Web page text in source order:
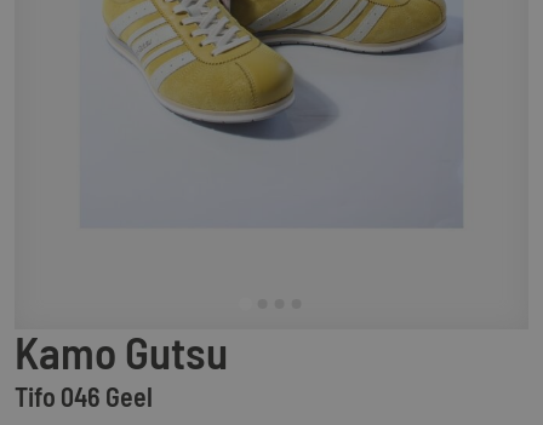
Kamo Gutsu
Tifo 046 Geel